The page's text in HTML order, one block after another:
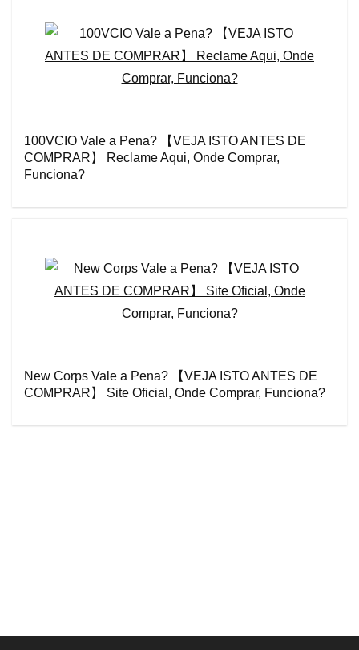
100VCIO Vale a Pena? 【VEJA ISTO ANTES DE
COMPRAR】 Reclame Aqui, Onde Comprar,
Funciona?
New Corps Vale a Pena? 【VEJA ISTO ANTES DE
COMPRAR】 Site Oficial, Onde Comprar, Funciona?